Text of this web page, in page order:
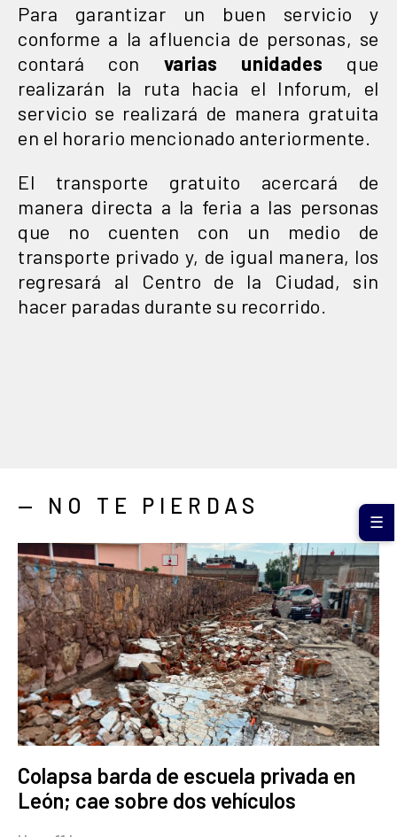
Para garantizar un buen servicio y
conforme a la afluencia de personas, se
contará con varias unidades que
realizarán la ruta hacia el Inforum, el
servicio se realizará de manera gratuita
en el horario mencionado anteriormente.
El transporte gratuito acercará de
manera directa a la feria a las personas
que no cuenten con un medio de
transporte privado y, de igual manera, los
regresará al Centro de la Ciudad, sin
hacer paradas durante su recorrido.
— NO TE PIERDAS
Colapsa barda de escuela privada en
León; cae sobre dos vehículos
☰